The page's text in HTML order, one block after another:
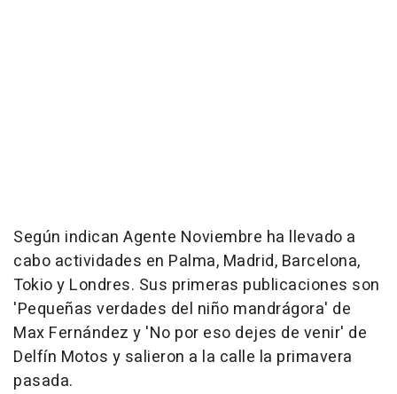
Según indican Agente Noviembre ha llevado a
cabo actividades en Palma, Madrid, Barcelona,
Tokio y Londres. Sus primeras publicaciones son
'Pequeñas verdades del niño mandrágora' de
Max Fernández y 'No por eso dejes de venir' de
Delfín Motos y salieron a la calle la primavera
pasada.